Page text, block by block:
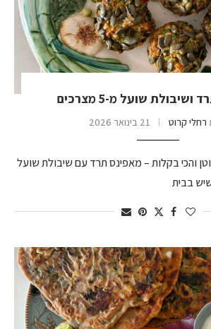
שועל מ-5 מצרכים
רחלי קרוט 21 בינואר 2026
והכי בקלות – מאפינס תרד עם שיבולת שועל